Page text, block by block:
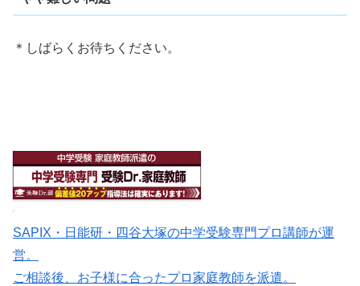
＊しばらくお待ちください。
SAPIX・日能研・四谷大塚の中学受験専門プロ講師が運
営。
ご相談後、お子様に合ったプロ家庭教師を派遣。